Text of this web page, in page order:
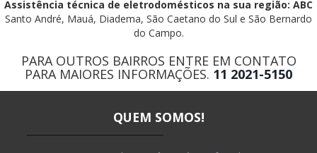
Assistência técnica de eletrodomésticos na sua região: ABC
Santo André, Mauá, Diadema, São Caetano do Sul e São Bernardo
do Campo.
PARA OUTROS BAIRROS ENTRE EM CONTATO
PARA MAIORES INFORMAÇÕES. 11 2021-5150
QUEM SOMOS!